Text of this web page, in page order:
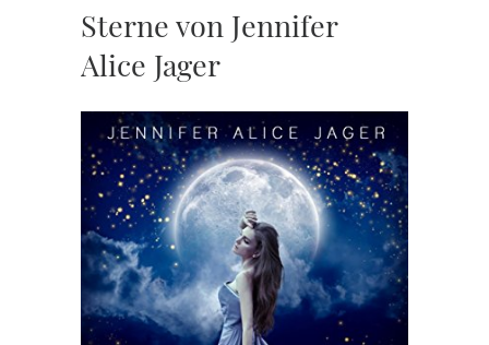
Sterne von Jennifer
Alice Jager